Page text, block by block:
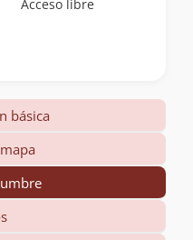
Acceso libre
básica